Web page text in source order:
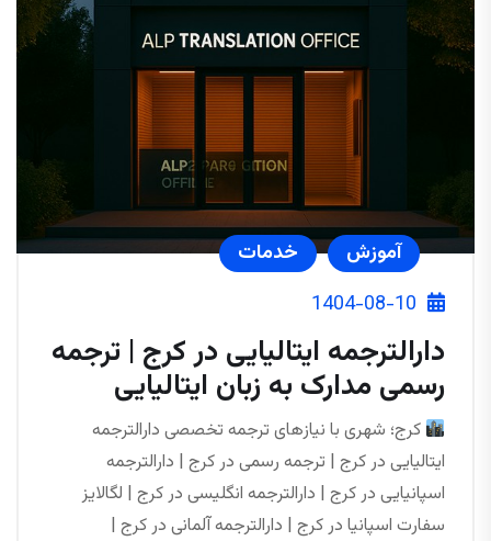
آموزش
خدمات
1404-08-10
دارالترجمه ایتالیایی در کرج | ترجمه
رسمی مدارک به زبان ایتالیایی
کرج؛ شهری با نیازهای ترجمه تخصصی دارالترجمه
ایتالیایی در کرج | ترجمه رسمی در کرج | دارالترجمه
اسپانیایی در کرج | دارالترجمه انگلیسی در کرج | لگالایز
سفارت اسپانیا در کرج | دارالترجمه آلمانی در کرج |